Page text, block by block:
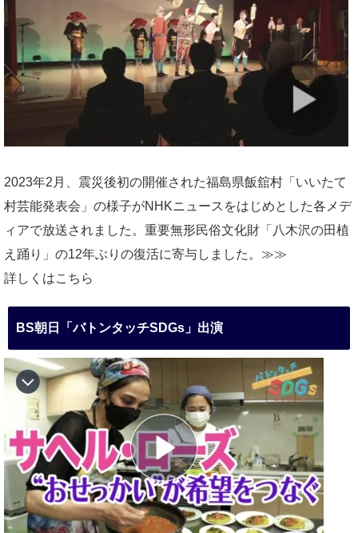
2023年2月、震災後初の開催された福島県飯舘村「いいたて
村芸能発表会」の様子がNHKニュースをはじめとした各メデ
ィアで放送されました。重要無形民俗文化財「八木沢の田植
え踊り」の12年ぶりの復活に寄与しました。≫≫
詳しくはこちら
BS朝日「バトンタッチSDGs」出演